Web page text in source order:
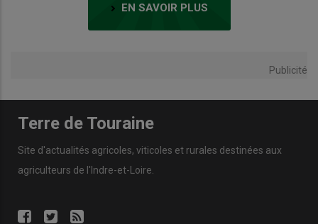
EN SAVOIR PLUS
Publicité
Terre de Touraine
Site d'actualités agricoles, viticoles et rurales destinées aux
agriculteurs de l'Indre-et-Loire.